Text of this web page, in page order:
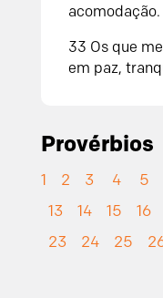
acomodação.
33 Os que
em paz,
Provérbios
1 2 3 4 5
13
14 15 16
23
24 25